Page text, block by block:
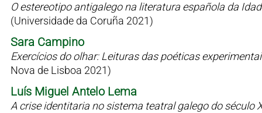
O estereotipo antigalego na literatura española da
(Universidade da Coruña 2021)
Sara Campino
Exercícios do olhar: Leituras das poéticas
Nova de Lisboa 2021)
Luís Miguel Antelo Lema
A crise identitaria no sistema teatral galego do século